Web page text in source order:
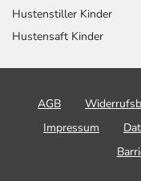
Hustenstiller Kinder
Hustensaft Kinder
AGB
Impressum